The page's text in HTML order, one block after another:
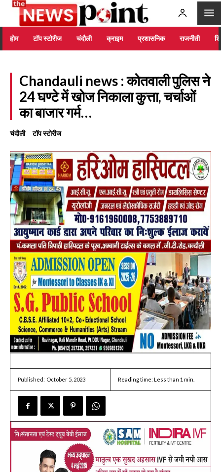
होम टॉप स्टोरीज चंदौली क्राइम प्रशासनिक राजनीती
Chandauli news : कोतवाली पुलिस ने
24 घण्टे में खोज निकाला कुत्ता, चर्चाओं
का बाजार गर्म…
चंदौली टॉप स्टोरीज
Published: October 5, 2023 Reading time: Less than 1 min.